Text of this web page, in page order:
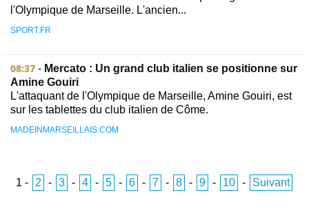
l'Olympique de Marseille. L'ancien...
SPORT.FR
08:37 - Mercato : Un grand club italien se positionne sur
Amine Gouiri
L'attaquant de l'Olympique de Marseille, Amine Gouiri, est
sur les tablettes du club italien de Côme.
MADEINMARSEILLAIS.COM
1 - 2 - 3 - 4 - 5 - 6 - 7 - 8 - 9 - 10 - Suivant